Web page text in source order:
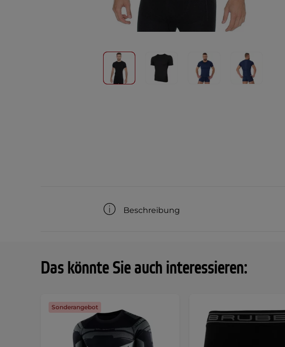
Beschreibung
Das könnte Sie auch interessieren:
Sonderangebot